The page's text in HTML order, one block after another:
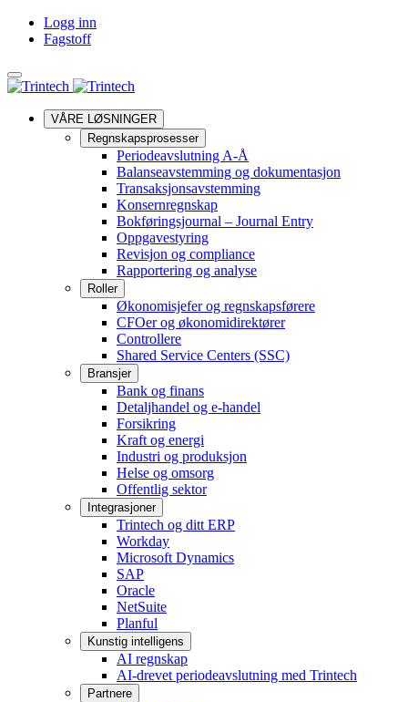
Logg inn
Fagstoff
Språk
VÅRE LØSNINGER
Regnskapsprosesser
Periodeavslutning A-Å
Balanseavstemming og dokumentasjon
Transaksjonsavstemming
Konsernregnskap
Bokføringsjournal – Journal Entry
Oppgavestyring
Revisjon og compliance
Rapportering og analyse
Roller
Økonomisjefer og regnskapsførere
CFOer og økonomidirektører
Controllere
Shared Service Centers (SSC)
Bransjer
Bank og finans
Detaljhandel og e-handel
Forsikring
Kraft og energi
Industri og produksjon
Helse og omsorg
Offentlig sektor
Integrasjoner
Trintech og ditt ERP
Workday
Microsoft Dynamics
SAP
Oracle
NetSuite
Planful
Kunstig intelligens
AI regnskap
AI-drevet periodeavslutning med Trintech
Partnere